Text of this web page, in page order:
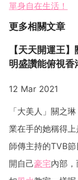
單身自在生活！
更多相關文章
【天天開運王
明盛讚能俯視香
12 Mar 2021
「大美人」關之
業在手的她稱得
師傳主持的TVB
開自己豪宅內部